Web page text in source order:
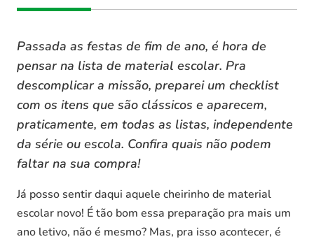
Passada as festas de fim de ano, é hora de
pensar na lista de material escolar. Pra
descomplicar a missão, preparei um checklist
com os itens que são clássicos e aparecem,
praticamente, em todas as listas, independente
da série ou escola. Confira quais não podem
faltar na sua compra!
Já posso sentir daqui aquele cheirinho de material
escolar novo! É tão bom essa preparação pra mais um
ano letivo, não é mesmo? Mas, pra isso acontecer, é